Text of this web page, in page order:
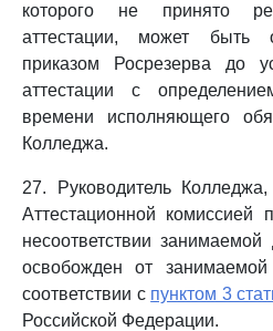
которого не принято
аттестации, может быть
приказом Росрезерва до
аттестации с
времени исполняющего
Колледжа.
27. Руководитель
Аттестационной
несоответствии
освобожден от
соответствии с пунктом 3
Российской Федерации.